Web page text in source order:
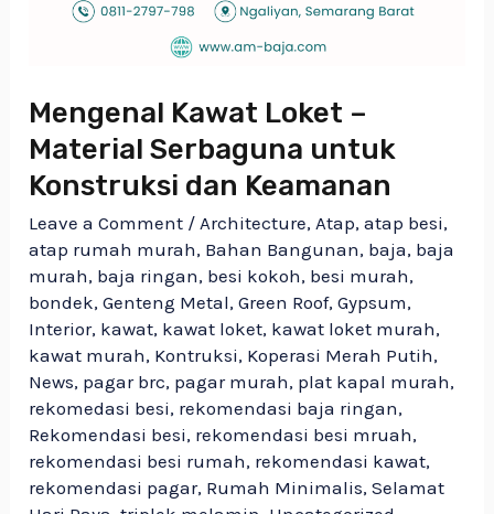
Mengenal Kawat Loket –
Material Serbaguna untuk
Konstruksi dan Keamanan
Leave a Comment / Architecture, Atap,atap besi,
atap rumah murah, Bahan Bangunan, baja, baja
murah, baja ringan, besi kokoh, besi murah,
bondek,Genteng Metal,Green Roof,Gypsum,
Interior, kawat, kawat loket, kawat loket murah,
kawat murah, Kontruksi, Koperasi Merah Putih,
News, pagar brc, pagar murah, plat kapal murah,
rekomedasi besi, rekomendasi baja ringan,
Rekomendasi besi, rekomendasi besi mruah,
rekomendasi besi rumah, rekomendasi kawat,
rekomendasi pagar, Rumah Minimalis,Selamat